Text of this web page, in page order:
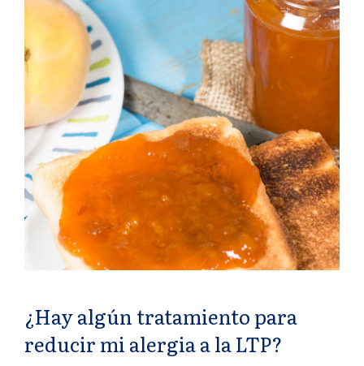
¿Hay algún tratamiento para
reducir mi alergia a la LTP?